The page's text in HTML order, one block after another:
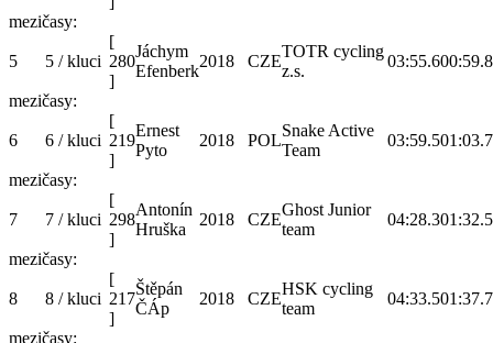
mezičasy:
5 5 / kluci
[
280
]
Jáchym
Efenberk
2018 CZE
TOTR cycling
z.s.
03:55.600:59.8
mezičasy:
6 6 / kluci
[
219
]
Ernest
Pyto
2018 POL
Snake Active
Team
03:59.501:03.7
mezičasy:
7 7 / kluci
[
298
]
Antonín
Hruška
2018 CZE
Ghost Junior
team
04:28.301:32.5
mezičasy:
8 8 / kluci
[
217
]
Štěpán
ČÁp
2018 CZE
HSK cycling
team
04:33.501:37.7
mezičasy: